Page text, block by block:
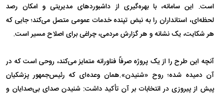
است. این سامانه، با بهره‌گیری از داشبوردهای مدیریتی و امکان رصد
لحظه‌ای، استانداران را به نبض تپنده خدمات عمومی متصل می‌کند؛ جایی که
هر شکایت، یک نشانه و هر گزارش مردمی، چراغی برای اصلاح مسیر است.
آنچه این طرح را از یک پروژه صرفاً فناورانه متمایز می‌کند، روحی است که در
آن دمیده شده؛ روح «شنیدن».همان وعده‌ای که رئیس‌جمهور پزشکیان
پیش از پیروزی در انتخابات بر آن تأکید داشت: شنیدن صدای بی‌صدایان و